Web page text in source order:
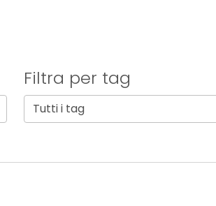
Filtra per tag